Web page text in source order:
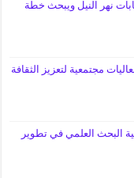
نهر النيل ويبحث خطة
مجتمعية لتعزيز الثقافة
البحث العلمي في تطوير